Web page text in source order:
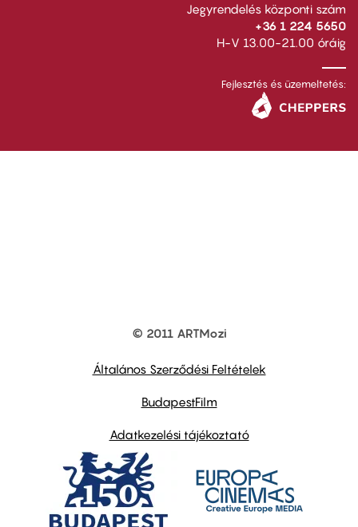
Jegyrendelés központi szám
+36 1 224 5650
H-V 13.00-21.00 óráig
Fejlesztés és üzemeltetés:
© 2011 ARTMozi
Általános Szerződési Feltételek
BudapestFilm
Adatkezelési tájékoztató